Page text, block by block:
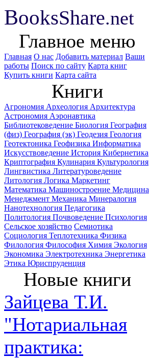
BooksShare.net
Главное меню
Главная О нас Добавить материал Ваши
работы Поиск по сайту Карта книг
Купить книги Карта сайта
Книги
Агрономия Археология Архитектура
Астрономия Аэронавтика
Библиотековедение Биология География
(физ) География (эк) Геодезия Геология
Геотектоника Геофизика Информатика
Искусствоведение История Кибернетика
Криптография Кулинария Культурология
Лингвистика Литературоведение
Литология Логика Маркетинг
Математика Машиностроение Медицина
Менеджмент Механика Минералогия
Нанотехнология Педагогика
Политология Почвоведение Психология
Сельское хозяйство Семиотика
Социология Теплотехника Физика
Филология Философия Химия Экология
Экономика Электротехника Энергетика
Этика Юриспруденция
Новые книги
Зайцева Т.И.
"Нотариальная
практика: